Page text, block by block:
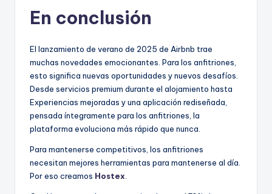
En conclusión
El lanzamiento de verano de 2025 de Airbnb trae
muchas novedades emocionantes. Para los anfitriones,
esto significa nuevas oportunidades y nuevos desafíos.
Desde servicios premium durante el alojamiento hasta
Experiencias mejoradas y una aplicación rediseñada,
pensada íntegramente para los anfitriones, la
plataforma evoluciona más rápido que nunca.
Para mantenerse competitivos, los anfitriones
necesitan mejores herramientas para mantenerse al día.
Por eso creamos Hostex.